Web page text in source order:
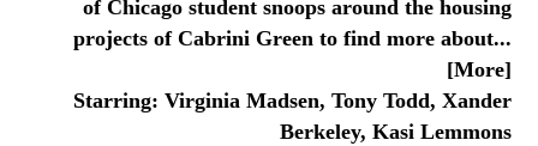
projects of Cabrini Green to find more about...
[More]
Starring: Virginia Madsen, Tony Todd, Xander
Berkeley, Kasi Lemmons